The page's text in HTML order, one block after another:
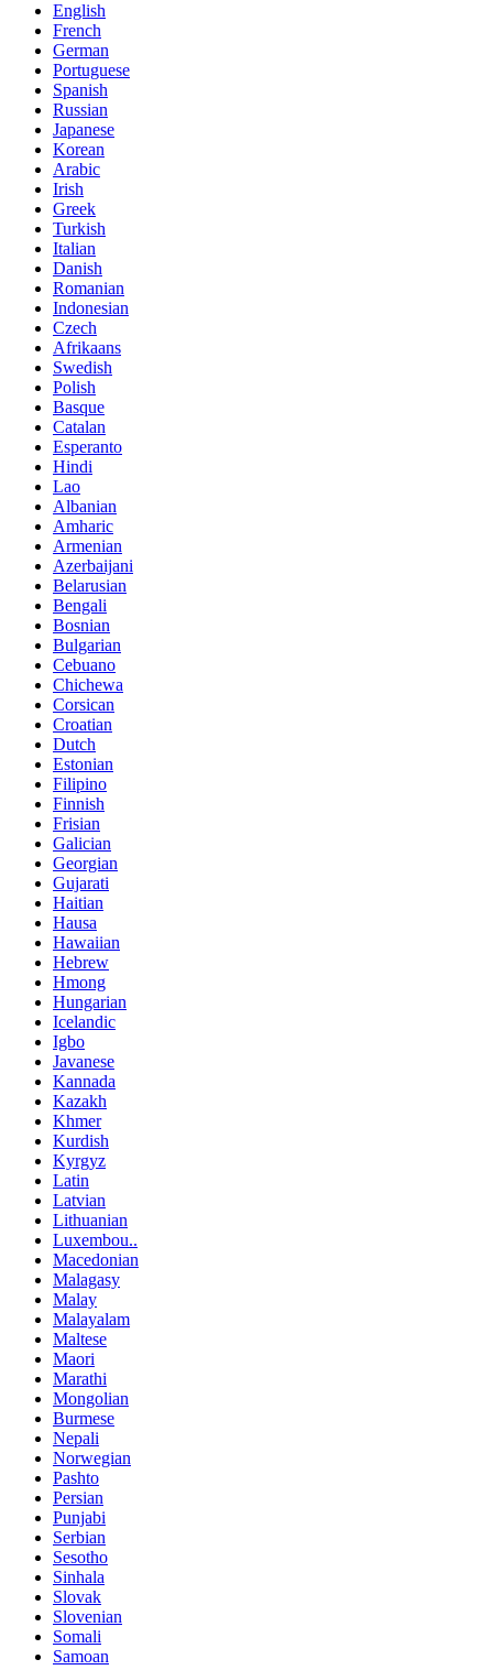
English
French
German
Portuguese
Spanish
Russian
Japanese
Korean
Arabic
Irish
Greek
Turkish
Italian
Danish
Romanian
Indonesian
Czech
Afrikaans
Swedish
Polish
Basque
Catalan
Esperanto
Hindi
Lao
Albanian
Amharic
Armenian
Azerbaijani
Belarusian
Bengali
Bosnian
Bulgarian
Cebuano
Chichewa
Corsican
Croatian
Dutch
Estonian
Filipino
Finnish
Frisian
Galician
Georgian
Gujarati
Haitian
Hausa
Hawaiian
Hebrew
Hmong
Hungarian
Icelandic
Igbo
Javanese
Kannada
Kazakh
Khmer
Kurdish
Kyrgyz
Latin
Latvian
Lithuanian
Luxembou..
Macedonian
Malagasy
Malay
Malayalam
Maltese
Maori
Marathi
Mongolian
Burmese
Nepali
Norwegian
Pashto
Persian
Punjabi
Serbian
Sesotho
Sinhala
Slovak
Slovenian
Somali
Samoan